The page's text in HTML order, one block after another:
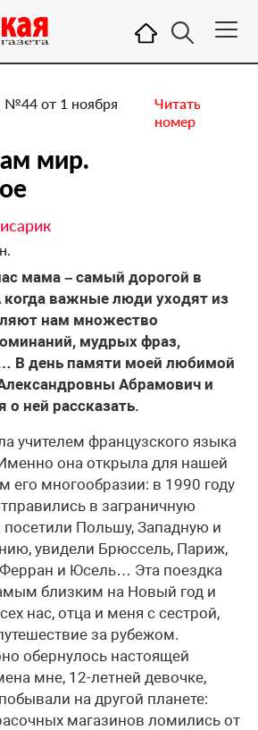
№44 от 1 ноября
Читать
номер
мир.
мама – самый дорогой в
важные люди уходят из
нам множество
мудрых фраз,
В день памяти моей любимой
Абрамович и
о ней рассказать.
учителем французского языка
она открыла для нашей
его многообразии: в 1990 году
в заграничную
посетили Польшу, Западную и
увидели Брюссель, Париж,
и Юсель… Эта поездка
близким на Новый год и
нас, отца и меня с сестрой,
за рубежом.
обернулось настоящей
мне, 12-летней девочке,
на другой планете:
магазинов ломились от